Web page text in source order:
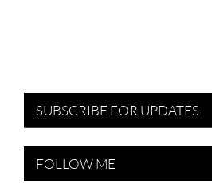
SUBSCRIBE FOR UPDATES
FOLLOW ME